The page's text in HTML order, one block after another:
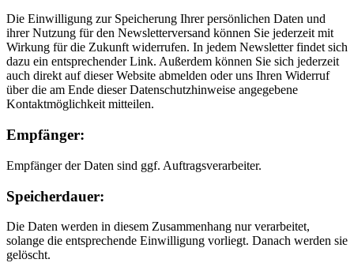
Die Einwilligung zur Speicherung Ihrer persönlichen Daten und
ihrer Nutzung für den Newsletterversand können Sie jederzeit mit
Wirkung für die Zukunft widerrufen. In jedem Newsletter findet sich
dazu ein entsprechender Link. Außerdem können Sie sich jederzeit
auch direkt auf dieser Website abmelden oder uns Ihren Widerruf
über die am Ende dieser Datenschutzhinweise angegebene
Kontaktmöglichkeit mitteilen.
Empfänger:
Empfänger der Daten sind ggf. Auftragsverarbeiter.
Speicherdauer:
Die Daten werden in diesem Zusammenhang nur verarbeitet,
solange die entsprechende Einwilligung vorliegt. Danach werden sie
gelöscht.